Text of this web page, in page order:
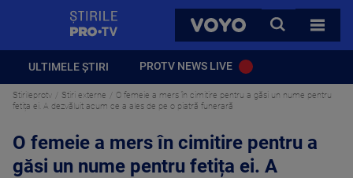
VOYO
CAUTA
TOATE
ULTIMELE ȘTIRI PROTV NEWS LIVE
Stirileprotv Stiri externe
O femeie a mers în cimitire pentru a găsi un nume pentru
fetița ei. A dezvăluit acum ce a ales de pe o piatră funerară
O femeie a mers în cimitire pentru a
găsi un nume pentru fetița ei. A